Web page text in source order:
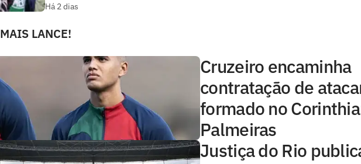
Há 2 dias
MAIS LANCE!
Cruzeiro encaminha
contratação de
formado no
Palmeiras
Justiça do Rio